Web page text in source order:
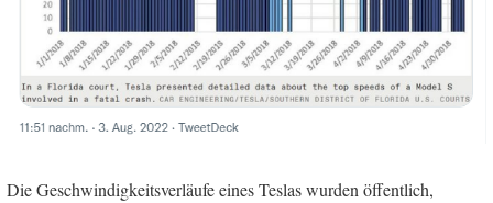
Die Geschwindigkeitsverläufe eines Teslas wurden öffentlich,